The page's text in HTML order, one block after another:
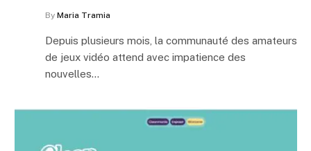
By Maria Tramia
Depuis plusieurs mois, la communauté des amateurs
de jeux vidéo attend avec impatience des
nouvelles…